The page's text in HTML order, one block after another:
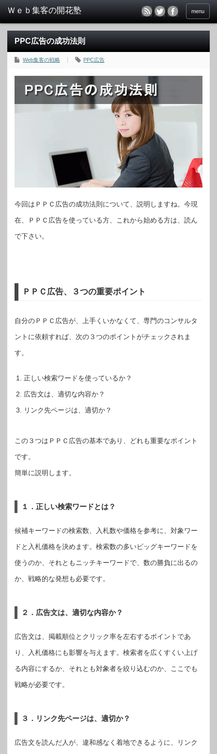
menu
PPC広告の成功法則
Web集客の戦略 PPC広告
今回はＰＰＣ広告の成功法則について、説明しますね。今現
在、ＰＰＣ広告を使っている方、これから始める方は、読ん
で下さい。
ＰＰＣ広告、３つの重要ポイント
自分のＰＰＣ広告が、上手くいかなくて、専門のコンサルタ
ントに依頼すれば、次の３つのポイントがチェックされま
す。
正しい検索ワードを使っているか？
広告文は、適切な内容か？
リンク先ページは、適切か？
この３つはＰＰＣ広告の基本であり、どれも重要なポイント
です。
簡単に説明します。
１．正しい検索ワードとは？
候補キーワードの検索数、入札数や価格を参考に、対象ワー
ドと入札価格を決めます。検索数の多いビッグキーワードを
使うのか、それともニッチキーワードで、数の勝負に出るの
か、戦略的な発想も必要です。
２．広告文は、適切な内容か？
広告文は、掲載順位とクリック率を左右するポイントであ
り、入札価格にも影響を与えます。検索者を広くすくい上げ
る内容にするか、それとも対象者を絞り込むのか、ここでも
戦略が必要です。
３．リンク先ページは、適切か？
広告文を読んだ人が、違和感なく着地できるように、リンク